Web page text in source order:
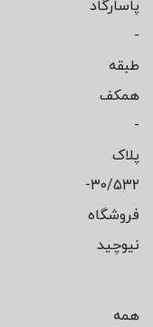
پاسارگاد
-
طبقه
همکف
-
پلاک
۳۰/۵۳۲-
فروشگاه
نیوچید
همه